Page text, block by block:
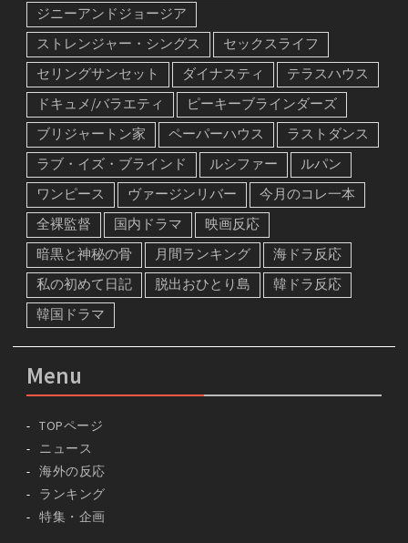
ジニーアンドジョージア
ストレンジャー・シングス
セックスライフ
セリングサンセット
ダイナスティ
テラスハウス
ドキュメ/バラエティ
ピーキーブラインダーズ
ブリジャートン家
ペーパーハウス
ラストダンス
ラブ・イズ・ブラインド
ルシファー
ルパン
ワンピース
ヴァージンリバー
今月のコレ一本
全裸監督
国内ドラマ
映画反応
暗黒と神秘の骨
月間ランキング
海ドラ反応
私の初めて日記
脱出おひとり島
韓ドラ反応
韓国ドラマ
Menu
TOPページ
ニュース
海外の反応
ランキング
特集・企画